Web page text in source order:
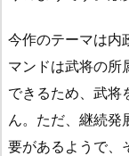
今作のテーマは内
マンドは武将の所
できるため、武将
ん。ただ、継続発
要があるようで、